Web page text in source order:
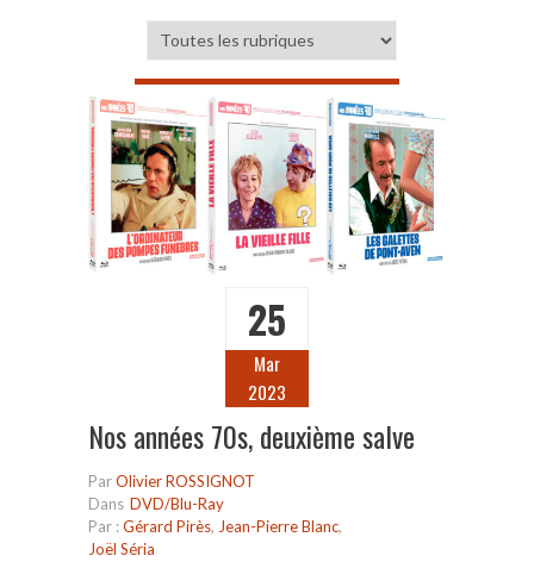
25
Mar
2023
Nos années 70s, deuxième salve
ParOlivier ROSSIGNOT
Dans DVD/Blu-Ray
Par :Gérard Pirès, Jean-Pierre Blanc,
Joël Séria